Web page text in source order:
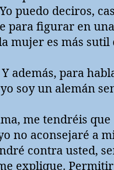
puedo deciros,
para figurar en
mujer es más sutil
además, para
soy un alemán
me tendréis
no aconsejaré a
contra usted,
explique.